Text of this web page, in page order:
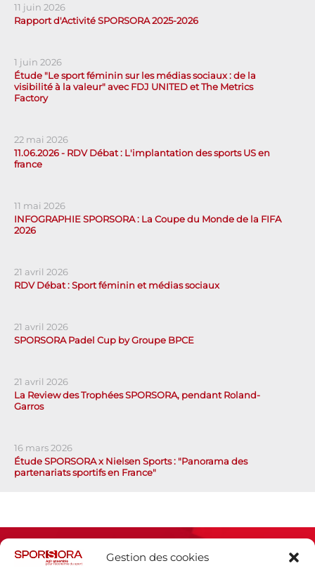
Gestion des cookies
11 juin 2026
Rapport d'Activité SPORSORA 2025-2026
1 juin 2026
Étude "Le sport féminin sur les médias sociaux : de la
visibilité à la valeur" avec FDJ UNITED et The Metrics
Factory
22 mai 2026
11.06.2026 - RDV Débat : L'implantation des sports US en
france
11 mai 2026
INFOGRAPHIE SPORSORA : La Coupe du Monde de la FIFA
2026
21 avril 2026
RDV Débat : Sport féminin et médias sociaux
21 avril 2026
SPORSORA Padel Cup by Groupe BPCE
21 avril 2026
La Review des Trophées SPORSORA, pendant Roland-
Garros
16 mars 2026
Étude SPORSORA x Nielsen Sports : "Panorama des
partenariats sportifs en France"